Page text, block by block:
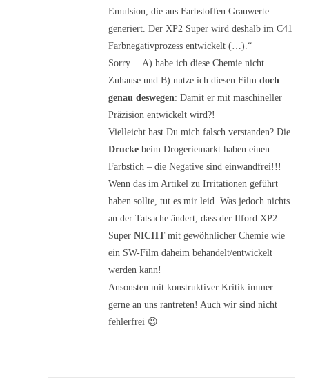
Emulsion, die aus Farbstoffen Grauwerte
generiert. Der XP2 Super wird deshalb im C41
Farbnegativprozess entwickelt (…).“
Sorry… A) habe ich diese Chemie nicht
Zuhause und B) nutze ich diesen Film doch
genau deswegen: Damit er mit maschineller
Präzision entwickelt wird?!
Vielleicht hast Du mich falsch verstanden? Die
Drucke beim Drogeriemarkt haben einen
Farbstich – die Negative sind einwandfrei!!!
Wenn das im Artikel zu Irritationen geführt
haben sollte, tut es mir leid. Was jedoch nichts
an der Tatsache ändert, dass der Ilford XP2
Super NICHT mit gewöhnlicher Chemie wie
ein SW-Film daheim behandelt/entwickelt
werden kann!
Ansonsten mit konstruktiver Kritik immer
gerne an uns rantreten! Auch wir sind nicht
fehlerfrei 😉